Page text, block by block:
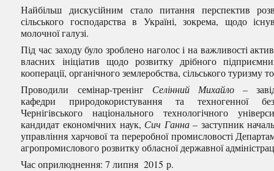
Найбільш дискусійним стало питання перспектив
сільського господарства в Україні, зокрема, щодо
молочної галузі.
Під час заходу було зроблено наголос і на важливості
власних ініціатив щодо розвитку дрібного
кооперації, органічного землеробства, сільського туризму
Проводили семінар-тренінг Селінний Михайло –
кафедри природокористування та техногенної
Чернігівського національного технологічного
кандидат економічних наук, Сич Ганна– заступник
управління харчової та переробної промисловості
агропромислового розвитку обласної державної
Час оприлюднення: 7 липня 2015 р.